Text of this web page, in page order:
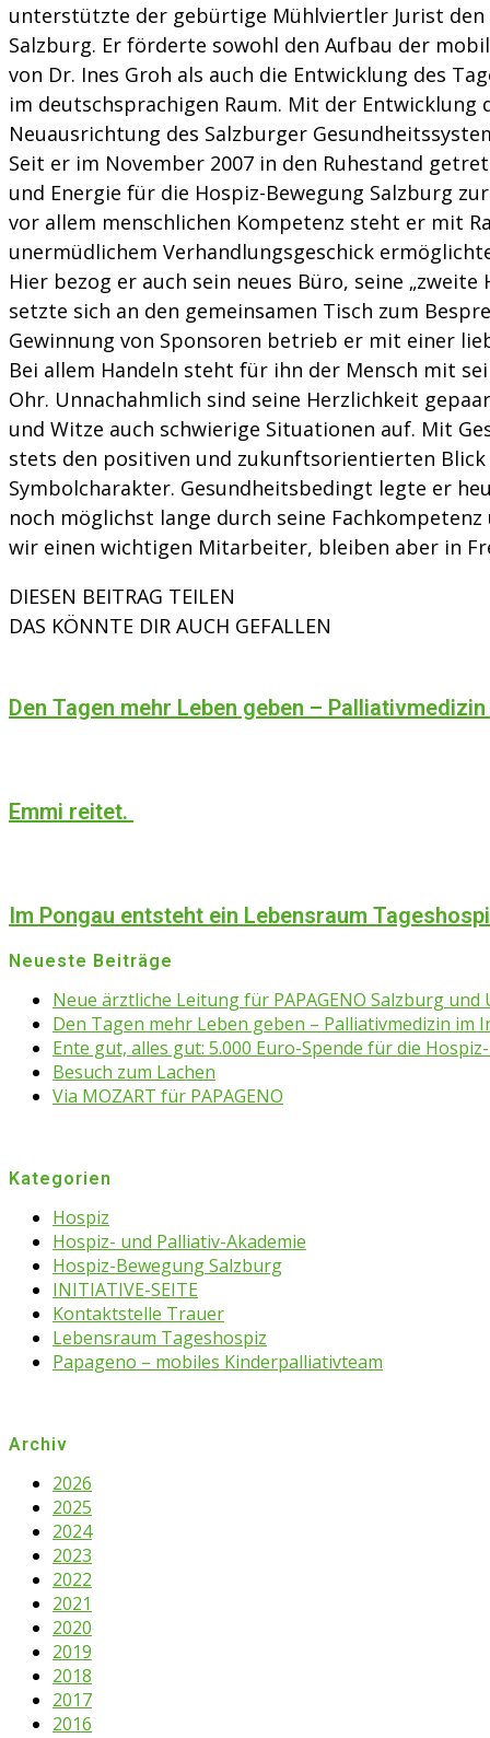
unterstützte der gebürtige Mühlviertler Jurist
Salzburg. Er förderte sowohl den Aufbau der
von Dr. Ines Groh als auch die Entwicklung des
im deutschsprachigen Raum. Mit der
Neuausrichtung des Salzburger
Seit er im November 2007 in den Ruhestand
und Energie für die Hospiz-Bewegung Salzburg
vor allem menschlichen Kompetenz steht er mit
unermüdlichem Verhandlungsgeschick
Hier bezog er auch sein neues Büro, seine
setzte sich an den gemeinsamen Tisch zum
Gewinnung von Sponsoren betrieb er mit einer
Bei allem Handeln steht für ihn der Mensch mit
Ohr. Unnachahmlich sind seine Herzlichkeit
und Witze auch schwierige Situationen auf. Mit
stets den positiven und zukunftsorientierten Blick
Symbolcharakter. Gesundheitsbedingt legte er
noch möglichst lange durch seine
wir einen wichtigen Mitarbeiter, bleiben aber in
DIESEN BEITRAG TEILEN
DAS KÖNNTE DIR AUCH GEFALLEN
Den Tagen mehr Leben geben –
Emmi reitet.
Im Pongau entsteht ein Lebensraum
Neueste Beiträge
Neue ärztliche Leitung für PAPAGENO Salzburg und
Den Tagen mehr Leben geben – Palliativmedizin im
Ente gut, alles gut: 5.000 Euro-Spende für die
Besuch zum Lachen
Via MOZART für PAPAGENO
Kategorien
Hospiz
Hospiz- und Palliativ-Akademie
Hospiz-Bewegung Salzburg
INITIATIVE-SEITE
Kontaktstelle Trauer
Lebensraum Tageshospiz
Papageno – mobiles Kinderpalliativteam
Archiv
2026
2025
2024
2023
2022
2021
2020
2019
2018
2017
2016